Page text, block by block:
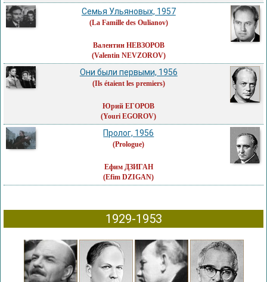
Семья Ульяновых, 1957
(La Famille des Oulianov)
Валентин НЕВЗОРОВ
(Valentin NEVZOROV)
Они были первыми, 1956
(Ils étaient les premiers)
Юрий ЕГОРОВ
(Youri EGOROV)
Пролог, 1956
(Prologue)
Ефим ДЗИГАН
(Efim DZIGAN)
1929-1953